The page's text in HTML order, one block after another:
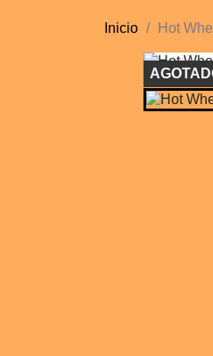
Inicio Hot